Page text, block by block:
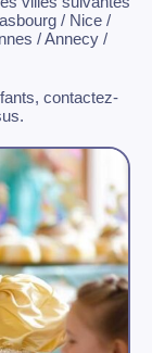
/ Nice /
/ Annecy /
contactez-